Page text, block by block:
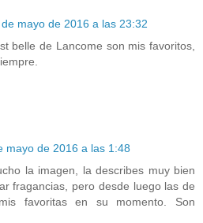
de mayo de 2016 a las 23:32
belle de Lancome son mis favoritos,
mayo de 2016 a las 1:48
la imagen, la describes muy bien
fragancias, pero desde luego las de
favoritas en su momento. Son